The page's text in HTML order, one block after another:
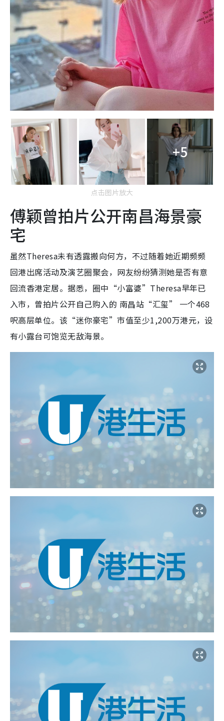
+5
点击图片放大
傅颖曾拍片公开南昌海景豪
宅
虽然Theresa未有透露搬向何方，不过随着她近期频频
回港出席活动及演艺圈聚会，网友纷纷猜测她是否有意
回流香港定居。据悉，圈中“小富婆”Theresa早年已
入市，曾拍片公开自己购入的 南昌站“汇玺” 一个468
呎高层单位。该“迷你豪宅”市值至少1,200万港元，设
有小露台可饱览无敌海景。